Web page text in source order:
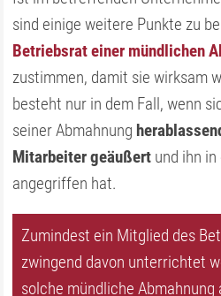
sind einige weitere Punkte zu
Betriebsrat einer mündlichen
zustimmen, damit sie wirksam
besteht nur in dem Fall, wenn
seiner Abmahnung
Mitarbeiter geäußert und ihn
angegriffen hat.
Zumindest ein Mitglied des
zwingend davon unterrichtet
solche mündliche